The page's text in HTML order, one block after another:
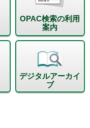
OPAC検索の利用
案内
デジタルアーカイ
ブ